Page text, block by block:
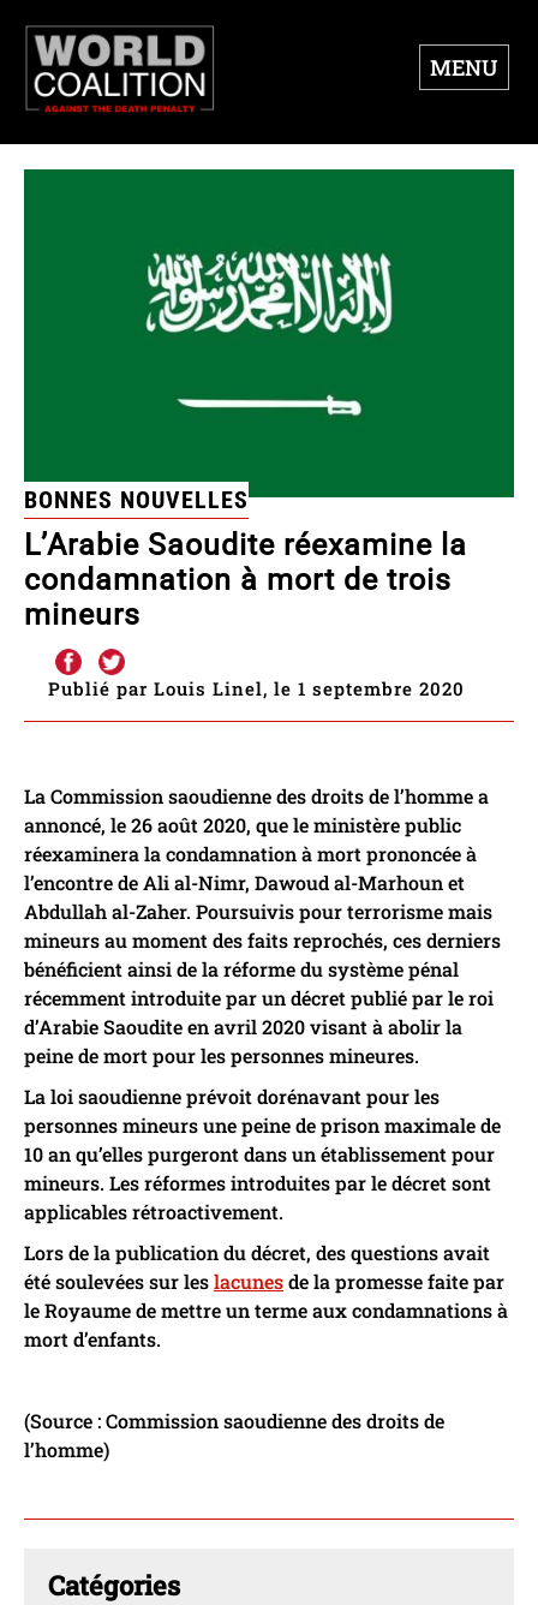
MENU
L’Arabie Saoudite réexamine la
condamnation à mort de trois
mineurs
BONNES NOUVELLES
Publié par Louis Linel, le 1 septembre 2020
La Commission saoudienne des droits de l’homme a
annoncé, le 26 août 2020, que le ministère public
réexaminera la condamnation à mort prononcée à
l’encontre de Ali al-Nimr, Dawoud al-Marhoun et
Abdullah al-Zaher. Poursuivis pour terrorisme mais
mineurs au moment des faits reprochés, ces derniers
bénéficient ainsi de la réforme du système pénal
récemment introduite par un décret publié par le roi
d’Arabie Saoudite en avril 2020 visant à abolir la
peine de mort pour les personnes mineures.
La loi saoudienne prévoit dorénavant pour les
personnes mineurs une peine de prison maximale de
10 an qu’elles purgeront dans un établissement pour
mineurs. Les réformes introduites par le décret sont
applicables rétroactivement.
Lors de la publication du décret, des questions avait
été soulevées sur leslacunesde la promesse faite par
le Royaume de mettre un terme aux condamnations à
mort d’enfants.
(Source : Commission saoudienne des droits de
l’homme)
Catégories